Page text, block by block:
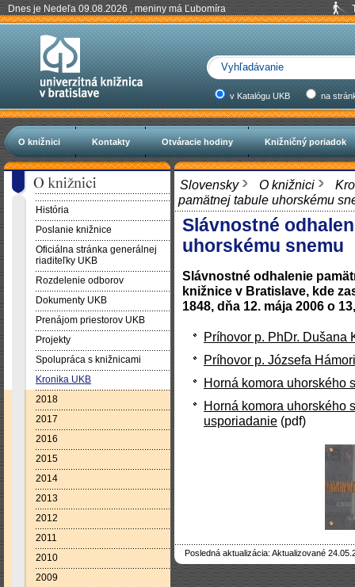
Dnes je Nedeľa 09.08.2026 , meniny má Ľubomíra
v Katalógu UKB na
O knižnici Kontakty Otváracie hodiny Knižničný poriadok
Slovensky O knižnici
pamätnej tabule uhorskému
Slávnostné
uhorskému snemu
Slávnostné odhalenie
knižnice v Bratislave, kde
1848, dňa 12. mája 2006 o
Príhovor p. PhDr. Dušana
Príhovor p. Józsefa
Horná komora uhorského
Horná komora uhorského
usporiadanie (pdf)
Posledná aktualizácia: Aktualizované
História
Poslanie knižnice
Oficiálna stránka generálnej
riaditeľky UKB
Rozdelenie odborov
Dokumenty UKB
Prenájom priestorov UKB
Projekty
Spolupráca s knižnicami
Kronika UKB
2018
2017
2016
2015
2014
2013
2012
2011
2010
2009